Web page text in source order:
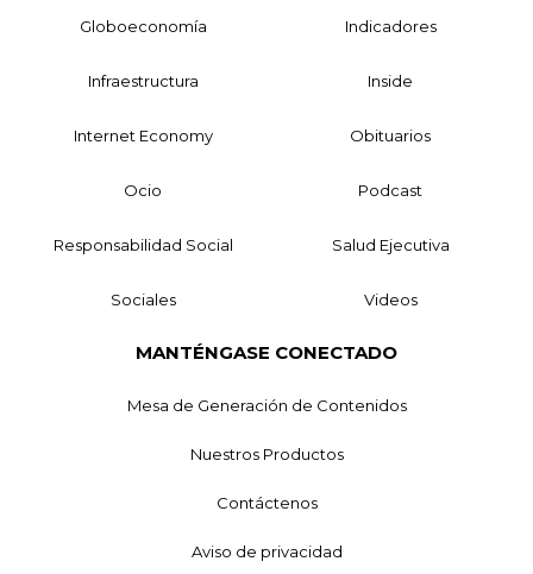
Globoeconomía Indicadores
Infraestructura Inside
Internet Economy Obituarios
Ocio Podcast
Responsabilidad Social Salud Ejecutiva
Sociales Videos
MANTÉNGASE CONECTADO
Mesa de Generación de Contenidos
Nuestros Productos
Contáctenos
Aviso de privacidad